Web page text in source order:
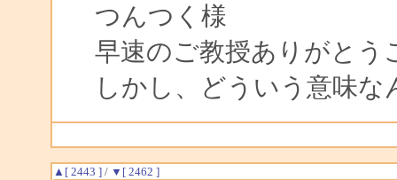
つんつく様
早速のご教授ありがとう
しかし、どういう意味な
▲[ 2443 ]/ ▼[ 2462 ]